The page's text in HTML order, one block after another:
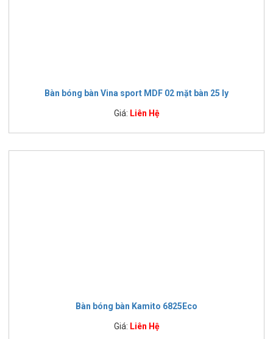
Bàn bóng bàn Vina sport MDF 02 mặt bàn 25 ly
Giá: Liên Hệ
Bàn bóng bàn Kamito 6825Eco
Giá: Liên Hệ